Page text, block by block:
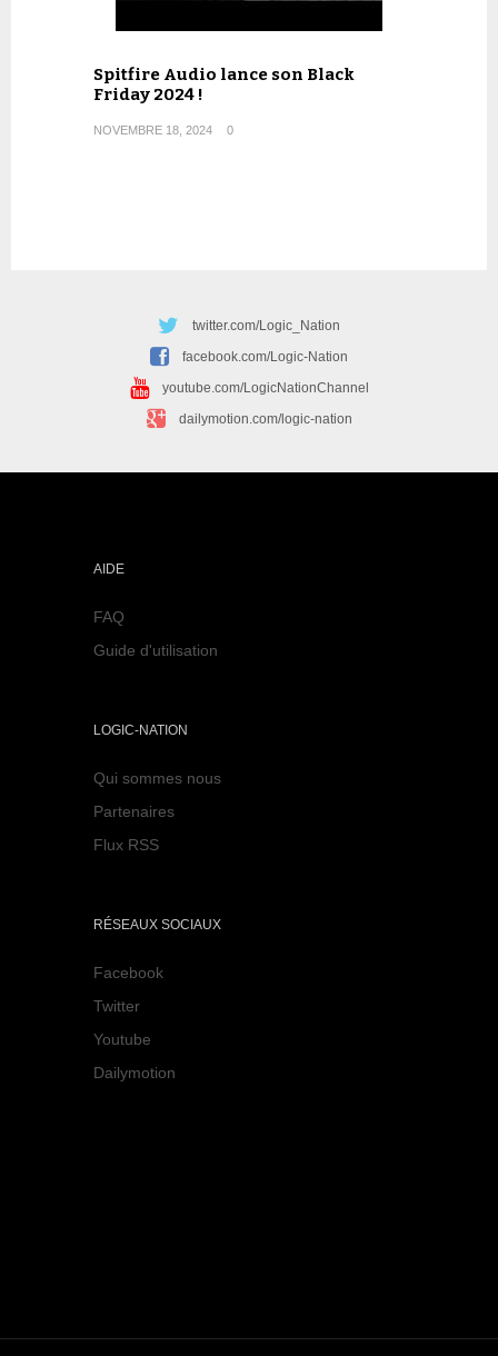
Spitfire Audio lance son Black
Friday 2024 !
NOVEMBRE 18, 2024 0
twitter.com/Logic_Nation
facebook.com/Logic-Nation
youtube.com/LogicNationChannel
dailymotion.com/logic-nation
AIDE
FAQ
Guide d'utilisation
LOGIC-NATION
Qui sommes nous
Partenaires
Flux RSS
RÉSEAUX SOCIAUX
Facebook
Twitter
Youtube
Dailymotion